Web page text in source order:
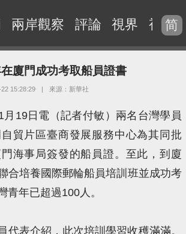
兩岸觀察 評論 視界 視頻
简
廈門成功考取船員證書
15:28:29 | 來源：新華社
月19日電（記者付敏）兩名台灣學員
貿片區臺商發展服務中心為其同批
海事局簽發的船員證。至此，到廈
合培養國際郵輪船員培訓班並成功考
青年已超過100人。
代表介紹，此次培訓學習收穫滿滿。